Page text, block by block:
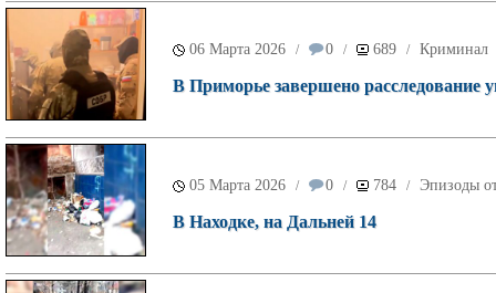
06 Марта 2026 / 0 / 689 / Криминал
В Приморье завершено расследование
05 Марта 2026 / 0 / 784 / Эпизоды
В Находке, на Дальней 14